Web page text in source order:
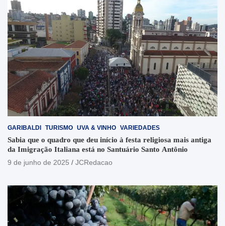
GARIBALDI TURISMO UVA & VINHO VARIEDADES
Sabia que o quadro que deu início à festa religiosa mais antiga
da Imigração Italiana está no Santuário Santo Antônio
9 de junho de 2025
JCRedacao